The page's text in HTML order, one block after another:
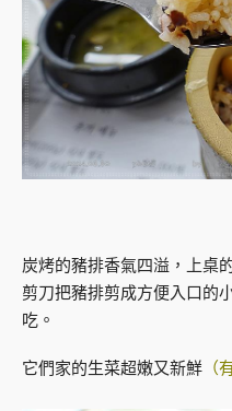
炭烤的豬排香氣四溢，上桌
剪刀把豬排剪成方便入口的
吃。
它們家的生菜超嫩又新鮮 （